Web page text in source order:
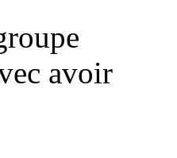
avoir